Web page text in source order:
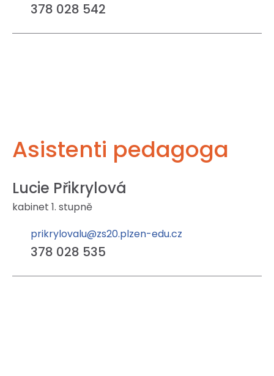
378 028 542
Asistenti pedagoga
Lucie Přikrylová
kabinet 1. stupně
prikrylovalu@zs20.plzen-edu.cz
378 028 535